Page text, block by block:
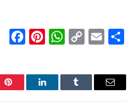
Facebook
Pinterest
Copy
Link
Pinterest LinkedInTumblr Email